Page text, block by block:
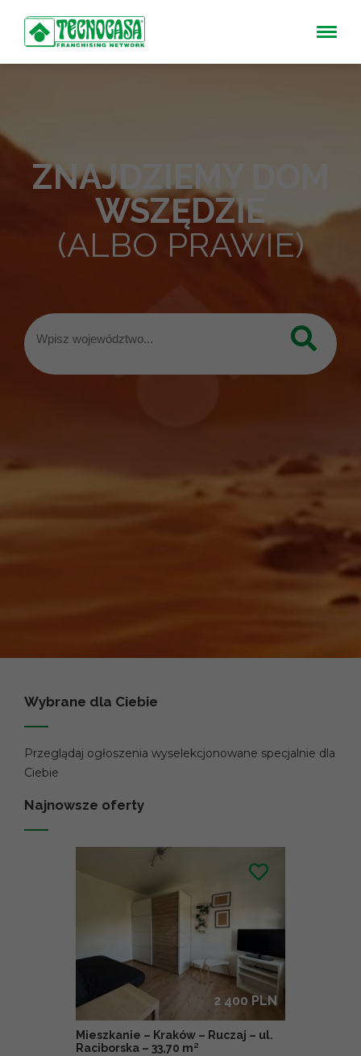
ZNAJDZIEMY DOM
WSZĘDZIE
(ALBO PRAWIE)
Wybrane dla Ciebie
Przeglądaj ogłoszenia wyselekcjonowane specjalnie dla
Ciebie
Najnowsze oferty
2 400 PLN
Mieszkanie – Kraków – Ruczaj – ul.
Raciborska – 33,70 m²